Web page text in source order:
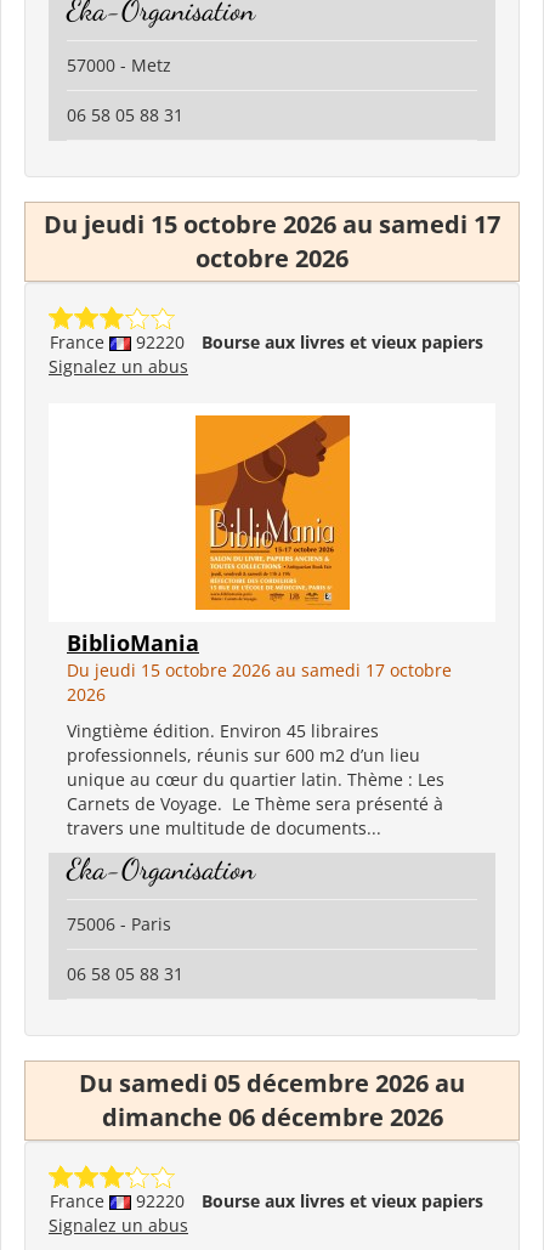
Eka-Organisation
57000 - Metz
06 58 05 88 31
Du jeudi 15 octobre 2026 au samedi 17
octobre 2026
France 92220
Bourse aux livres et vieux papiers
Signalez un abus
BiblioMania
Du jeudi 15 octobre 2026 au samedi 17 octobre
2026
Vingtième édition. Environ 45 libraires
professionnels, réunis sur 600 m2 d’un lieu
unique au cœur du quartier latin. Thème : Les
Carnets de Voyage. Le Thème sera présenté à
travers une multitude de documents...
Eka-Organisation
75006 - Paris
06 58 05 88 31
Du samedi 05 décembre 2026 au
dimanche 06 décembre 2026
France 92220
Bourse aux livres et vieux papiers
Signalez un abus